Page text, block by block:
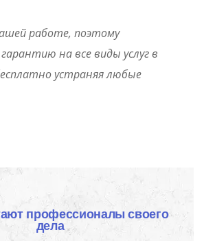
работе, поэтому
на все виды услуг в
устраняя любые
профессионалы своего
дела